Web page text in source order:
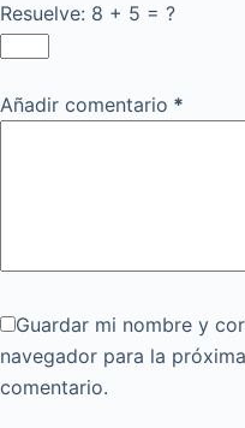
Resuelve: 8 + 5 = ?
Añadir comentario *
Guardar mi nombre y
navegador para la
comentario.